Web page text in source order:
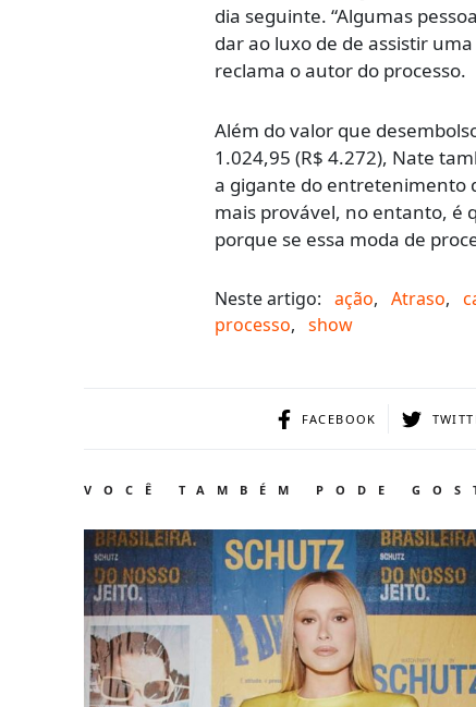
dia seguinte. “Algumas
dar ao luxo de de assistir
reclama o autor do processo.
Além do valor que
1.024,95 (R$ 4.272), Nate
a gigante do entretenimento
mais provável, no entanto, é
porque se essa moda de
Neste artigo: ação, Atraso,
processo, show
FACEBOOK
VOCÊ TAMBÉM PODE